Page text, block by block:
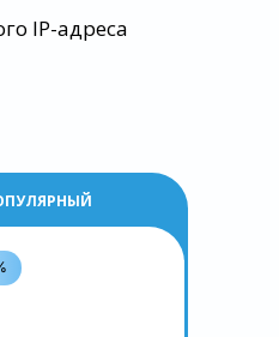
IP-адреса